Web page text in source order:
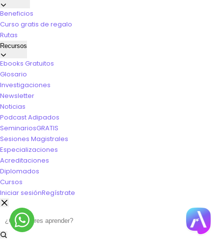
Beneficios
Curso gratis de regalo
Rutas
Recursos
Ebooks Gratuitos
Glosario
Investigaciones
Newsletter
Noticias
Podcast Adipados
SeminariosGRATIS
Sesiones Magistrales
Especializaciones
Acreditaciones
Diplomados
Cursos
Iniciar sesiónRegístrate
Buscar